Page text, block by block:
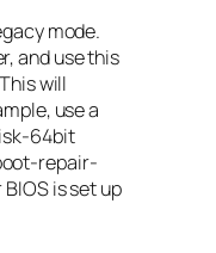
mode.
and use this
will
use a
64bit
repair-
is set up